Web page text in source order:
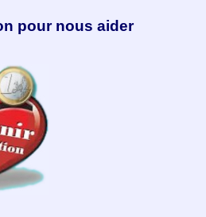
pour nous aider